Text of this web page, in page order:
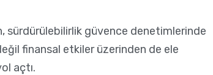
sürdürülebilirlik güvence denetimlerinde
finansal etkiler üzerinden de ele
açtı.